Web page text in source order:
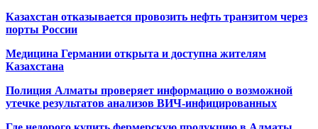
Казахстан отказывается провозить нефть транзитом через
порты России
Медицина Германии открыта и доступна жителям
Казахстана
Полиция Алматы проверяет информацию о возможной
утечке результатов анализов ВИЧ-инфицированных